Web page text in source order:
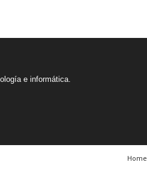
e informática.
Home